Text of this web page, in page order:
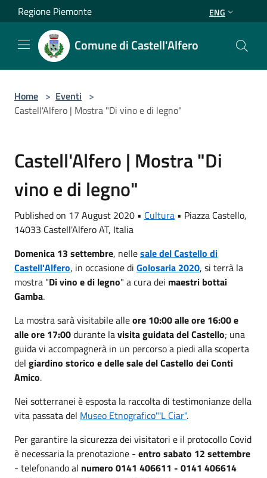
Salta al contenuto principale
Regione Piemonte ENG
Comune di Castell'Alfero
Home > Eventi >
Castell'Alfero | Mostra "Di vino e di legno"
Castell'Alfero | Mostra "Di
vino e di legno"
Published on 17 August 2020 • Cultura • Piazza Castello,
14033 Castell'Alfero AT, Italia
Domenica 13 settembre, nellesale del Castello di
Castell'Alfero, in occasione di Golosaria 2020, si terrà la
mostra "Di vino e di legno" a cura dei maestri bottai
Gamba.
La mostra sarà visitabile alleore 10:00 alle ore 16:00 e
alle ore 17:00durante lavisitaguidata del Castello; una
guida vi accompagnerà in un percorso a piedi alla scoperta
del giardino storico e delle sale del Castello dei Conti
Amico.
Nei sotterranei è esposta la raccolta di testimonianze della
vita passata del Museo Etnografico"'L Ciar".
Per garantire la sicurezza dei visitatori e il protocollo Covid
è necessaria la prenotazione - entro sabato 12 settembre
- telefonando al numero 0141 406611 - 0141 406614